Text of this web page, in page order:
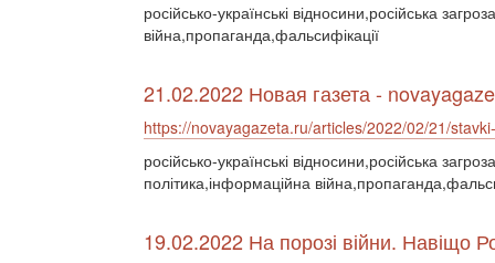
російсько-українські відносини,російська
війна,пропаганда,фальсифікації
21.02.2022 Новая газета -
https://novayagazeta.ru/articles/2022/02/21/
російсько-українські відносини,російська
політика,інформаційна
19.02.2022 На порозі війни. Навіщо